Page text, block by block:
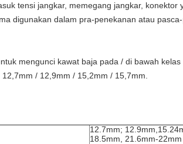
tensi jangkar, memegang jangkar, konektor
digunakan dalam pra-penekanan atau
mengunci kawat baja pada / di bawah
/ 12,9mm / 15,2mm / 15,7mm.
12.7mm;
18.5mm, 21.6mm-22mm